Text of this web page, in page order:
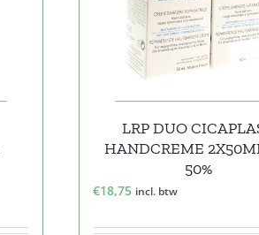
LRP DUO
HANDCREME
50%
€18,75 incl. btw